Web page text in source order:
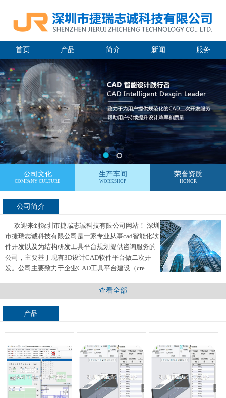
首页 产品 简介 新闻 服务
公司文化
COMPANY CULTURE
生产车间
WORKSHOP
荣誉资质
HONOR
公司简介
欢迎来到深圳市捷瑞志诚科技有限公司网站！ 深圳
市捷瑞志诚科技有限公司是一家专业从事cad智能化软
件开发以及为结构研发工具平台规划提供咨询服务的
公司，主要基于现有3D设计CAD软件平台做二次开
发。公司主要致力于企业CAD工具平台建设（cre...
查看全部
产品